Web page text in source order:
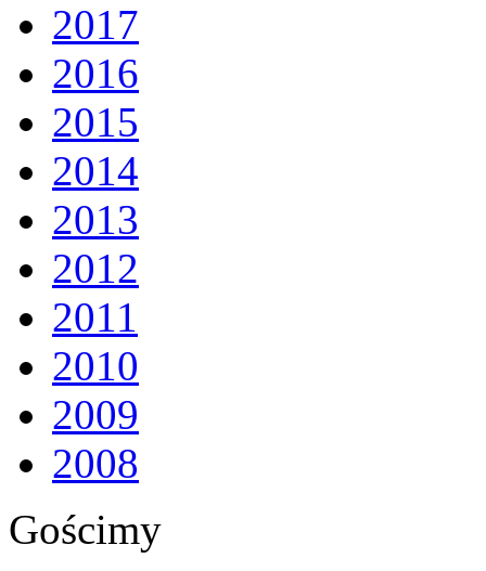
2017
2016
2015
2014
2013
2012
2011
2010
2009
2008
Gościmy